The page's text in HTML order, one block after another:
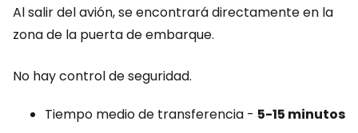
Al salir del avión, se encontrará directamente en la
zona de la puerta de embarque.
No hay control de seguridad.
Tiempo medio de transferencia - 5-15 minutos